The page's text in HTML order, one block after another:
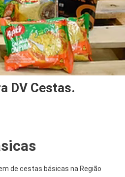
DV Cestas.
de cestas básicas na Região